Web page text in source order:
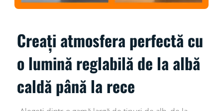
Creați atmosfera perfectă cu
o lumină reglabilă de la albă
caldă până la rece